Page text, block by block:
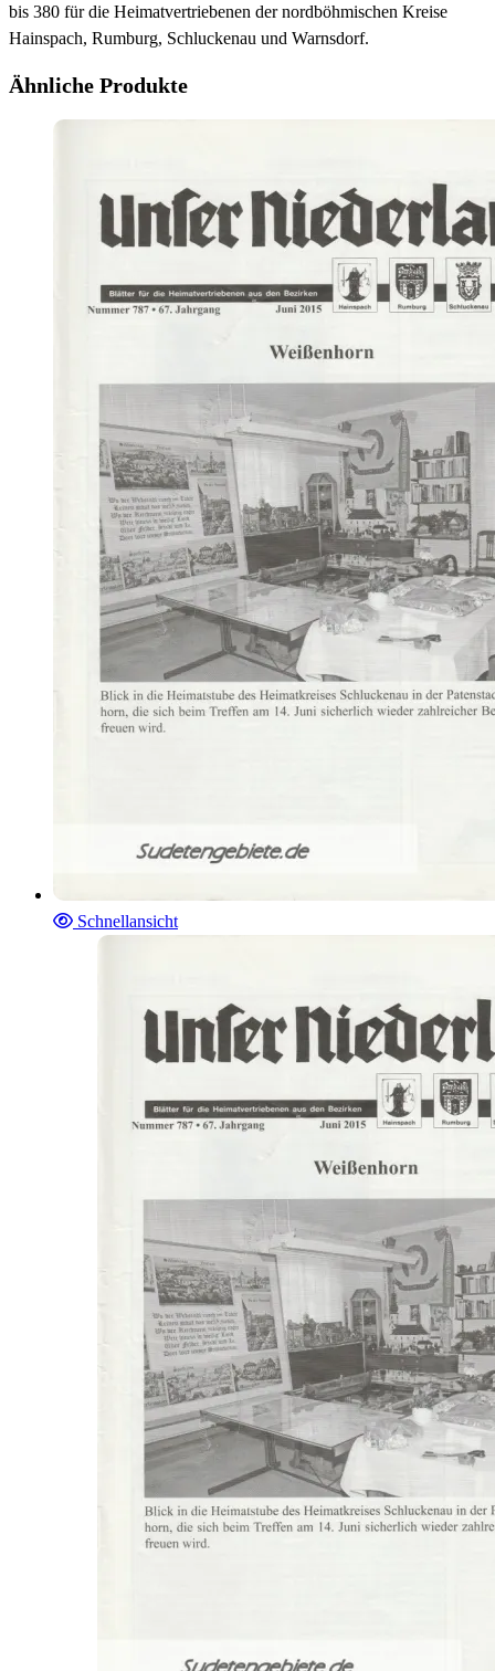
bis 380 für die Heimatvertriebenen der nordböhmischen Kreise
Hainspach, Rumburg, Schluckenau und Warnsdorf.
Ähnliche Produkte
Schnellansicht